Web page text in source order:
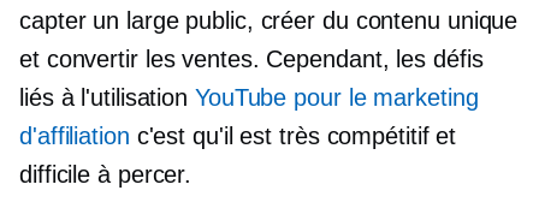
capter un large public, créer du contenu unique
et convertir les ventes. Cependant, les défis
liés à l'utilisation YouTube pour le marketing
d'affiliation c'est qu'il est très compétitif et
difficile à percer.